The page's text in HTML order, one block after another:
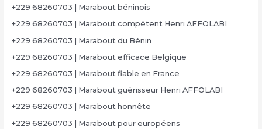
+229 68260703 | Marabout béninois
+229 68260703 | Marabout compétent Henri AFFOLABI
+229 68260703 | Marabout du Bénin
+229 68260703 | Marabout efficace Belgique
+229 68260703 | Marabout fiable en France
+229 68260703 | Marabout guérisseur Henri AFFOLABI
+229 68260703 | Marabout honnête
+229 68260703 | Marabout pour européens